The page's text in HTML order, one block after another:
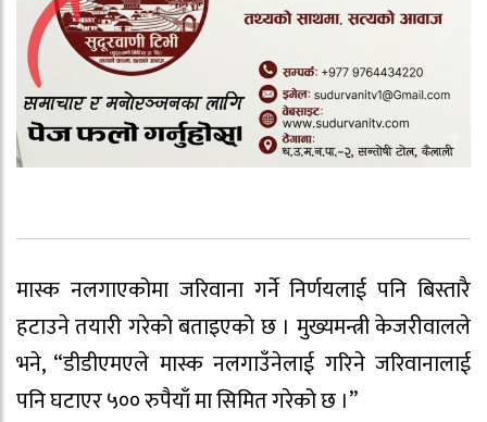
मास्क नलगाएकोमा जरिवाना गर्ने निर्णयलाई पनि बिस्तारै
हटाउने तयारी गरेको बताइएको छ । मुख्यमन्त्री केजरीवालले
भने, “डीडीएमएले मास्क नलगाउँनेलाई गरिने जरिवानालाई
पनि घटाएर ५०० रुपैयाँ मा सिमित गरेको छ ।”